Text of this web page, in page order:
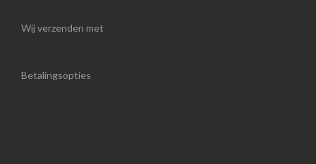
Wij verzenden met
Betalingsopties